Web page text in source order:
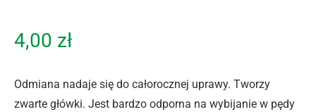
4,00 zł
Odmiana nadaje się do całorocznej uprawy. Tworzy
zwarte główki. Jest bardzo odporna na wybijanie w pędy